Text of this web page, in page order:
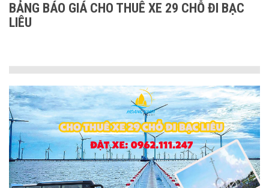
BẢNG BÁO GIÁ CHO THUÊ XE 29 CHỖ ĐI BẠC
LIÊU